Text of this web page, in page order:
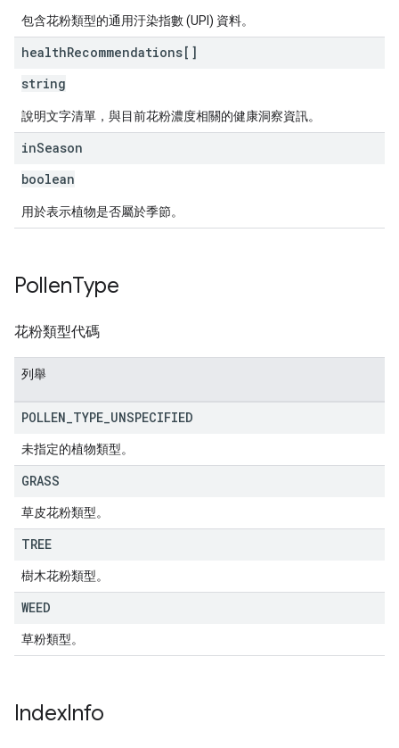
包含花粉類型的通用汙染指數 (UPI) 資料。
healthRecommendations[]
string
說明文字清單，與目前花粉濃度相關的健康洞察資訊。
inSeason
boolean
用於表示植物是否屬於季節。
PollenType
花粉類型代碼
列舉
POLLEN TYPE UNSPECIFIED
未指定的植物類型。
GRASS
草皮花粉類型。
TREE
樹木花粉類型。
WEED
草粉類型。
IndexInfo